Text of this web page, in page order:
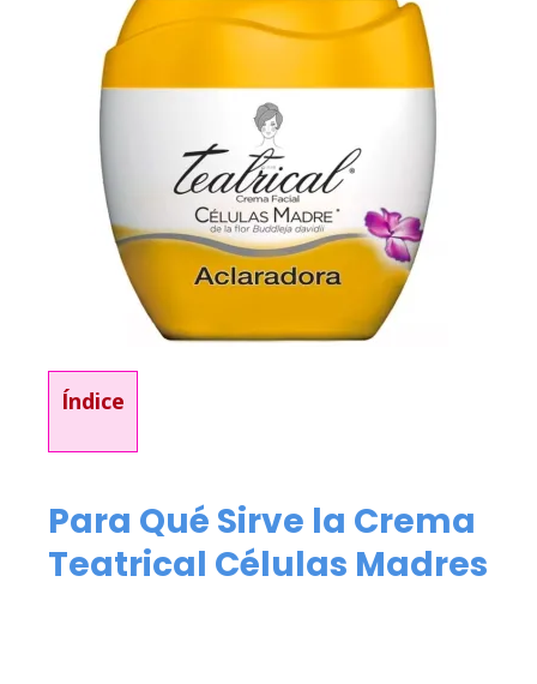
Índice
Para Qué Sirve la Crema
Teatrical Células Madres